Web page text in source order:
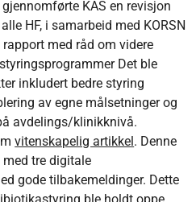
KAS en revisjon
HF, i samarbeid med KORSN
med råd om videre
Det ble
inkludert bedre styring
av egne målsetninger og
avdelings/klinikknivå.
vitenskapelig artikkel. Denne
tre digitale
gode tilbakemeldinger. Dette